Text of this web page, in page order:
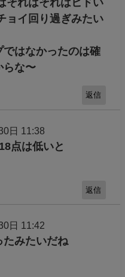
ョイ回り過ぎみたい
はなかったのは確
らな〜
返信
日 11:38
点は低いと
返信
日 11:42
たみたいだね